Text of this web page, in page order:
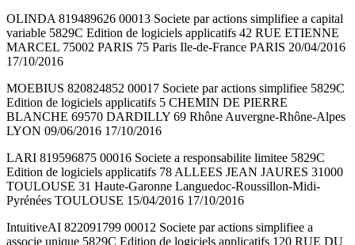
OLINDA 819489626 00013 Societe par actions simplifiee a capital
variable 5829C Edition de logiciels applicatifs 42 RUE ETIENNE
MARCEL 75002 PARIS 75 Paris Ile-de-France PARIS 20/04/2016
17/10/2016
MOEBIUS 820824852 00017 Societe par actions simplifiee 5829C
Edition de logiciels applicatifs 5 CHEMIN DE PIERRE
BLANCHE 69570 DARDILLY 69 Rhône Auvergne-Rhône-Alpes
LYON 09/06/2016 17/10/2016
LARI 819596875 00016 Societe a responsabilite limitee 5829C
Edition de logiciels applicatifs 78 ALLEES JEAN JAURES 31000
TOULOUSE 31 Haute-Garonne Languedoc-Roussillon-Midi-
Pyrénées TOULOUSE 15/04/2016 17/10/2016
IntuitiveAI 822091799 00012 Societe par actions simplifiee a
associe unique 5829C Edition de logiciels applicatifs 120 RUE DU